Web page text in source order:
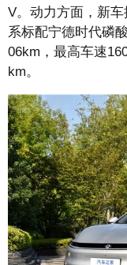
V。动力方面，新
系标配宁德时代磷
06km，最高车速
km。